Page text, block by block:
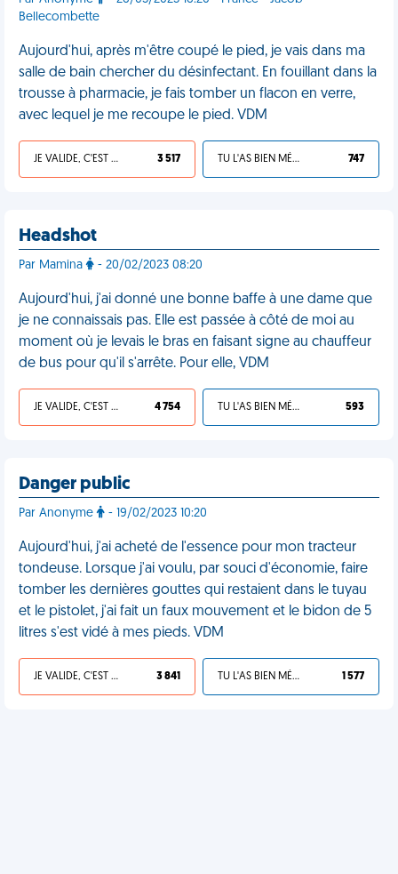
Bellecombette
Aujourd'hui, après m'être coupé le pied, je vais dans ma
salle de bain chercher du désinfectant. En fouillant dans la
trousse à pharmacie, je fais tomber un flacon en verre,
avec lequel je me recoupe le pied. VDM
JE VALIDE, C'EST UNE VDM 3 517 TU L'AS BIEN MÉRITÉ 747
Headshot
Par Mamina - 20/02/2023 08:20
Aujourd'hui, j'ai donné une bonne baffe à une dame que
je ne connaissais pas. Elle est passée à côté de moi au
moment où je levais le bras en faisant signe au chauffeur
de bus pour qu'il s'arrête. Pour elle, VDM
JE VALIDE, C'EST UNE VDM 4 754 TU L'AS BIEN MÉRITÉ 593
Danger public
Par Anonyme - 19/02/2023 10:20
Aujourd'hui, j'ai acheté de l'essence pour mon tracteur
tondeuse. Lorsque j'ai voulu, par souci d'économie, faire
tomber les dernières gouttes qui restaient dans le tuyau
et le pistolet, j'ai fait un faux mouvement et le bidon de 5
litres s'est vidé à mes pieds. VDM
JE VALIDE, C'EST UNE VDM 3 841 TU L'AS BIEN MÉRITÉ 1 577